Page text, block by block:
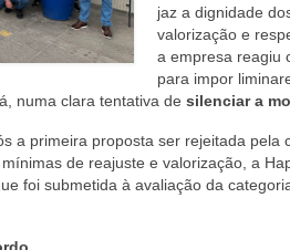
jaz a dignidade
valorização e
a empresa reagiu
para impor
numa clara tentativa de silenciar a
a primeira proposta ser rejeitada pela
de reajuste e valorização, a
foi submetida à avaliação da